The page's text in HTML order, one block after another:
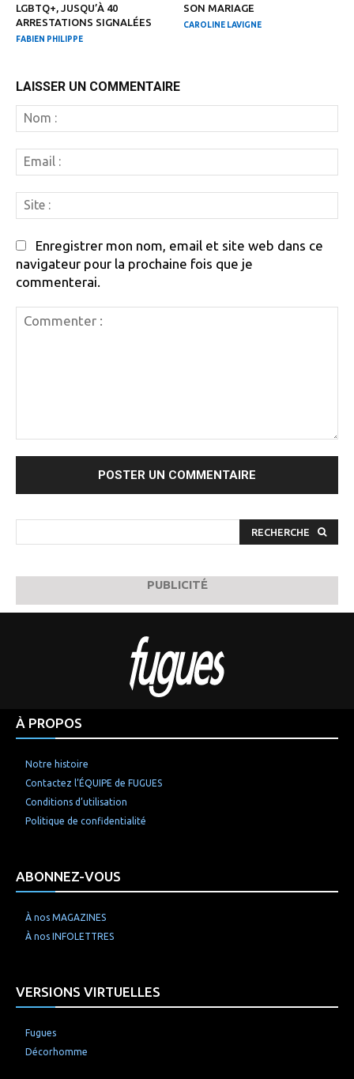
LGBTQ+, JUSQU’À 40
ARRESTATIONS SIGNALÉES
FABIEN PHILIPPE
SON MARIAGE
CAROLINE LAVIGNE
LAISSER UN COMMENTAIRE
:
:
:
Enregistrer mon nom, email et site web dans ce
navigateur pour la prochaine fois que je
commenterai.
RECHERCHE
PUBLICITÉ
À PROPOS
Notre histoire
Contactez l’ÉQUIPE de FUGUES
Conditions d’utilisation
Politique de confidentialité
ABONNEZ-VOUS
À nos MAGAZINES
À nos INFOLETTRES
VERSIONS VIRTUELLES
Fugues
Décorhomme